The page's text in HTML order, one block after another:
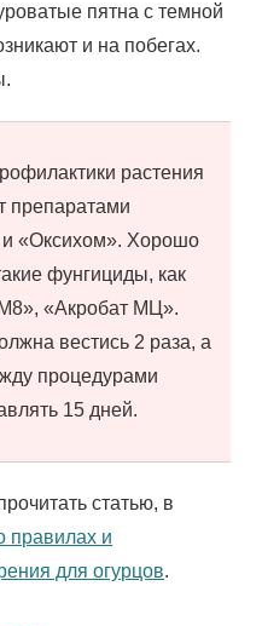
пятна с темной
и на побегах.
растения
препаратами
и «Оксихом». Хорошо
фунгициды, как
«Акробат МЦ».
вестись 2 раза, а
процедурами
15 дней.
статью, в
правилах и
для огурцов.